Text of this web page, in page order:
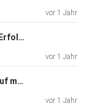
vor 1 Jahr
Lerntyp, Mindset & Lernbuddies - Erfolgreich lernen
vor 1 Jahr
Welche Fähigkeiten benötige ich auf meinem Weg als Heilpraktikerin für Psychotherapie?
vor 1 Jahr